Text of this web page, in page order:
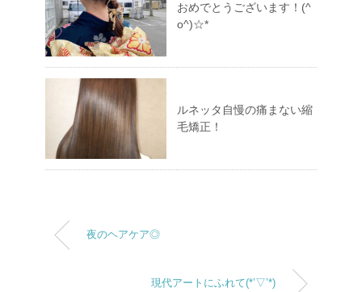
おめでとうございます！(^
o^)☆*
ルネッタ自慢の痛まない縮
毛矯正！
夜のヘアケア◎
現代アートにふれて(*’▽’*)